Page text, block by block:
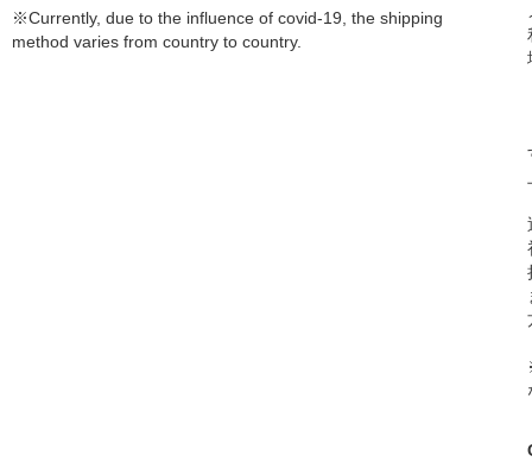
※Currently, due to the influence of covid-19, the shipping
method varies from country to country.